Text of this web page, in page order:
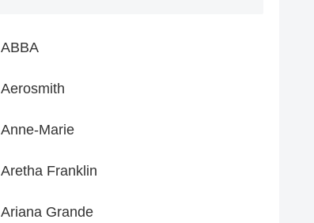
ABBA
Aerosmith
Anne-Marie
Aretha Franklin
Ariana Grande